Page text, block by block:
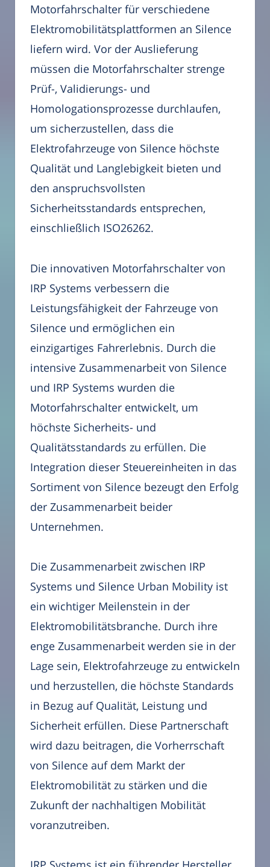
Motorfahrschalter für verschiedene
Elektromobilitätsplattformen an Silence
liefern wird. Vor der Auslieferung
müssen die Motorfahrschalter strenge
Prüf-, Validierungs- und
Homologationsprozesse durchlaufen,
um sicherzustellen, dass die
Elektrofahrzeuge von Silence höchste
Qualität und Langlebigkeit bieten und
den anspruchsvollsten
Sicherheitsstandards entsprechen,
einschließlich ISO26262.
Die innovativen Motorfahrschalter von
IRP Systems verbessern die
Leistungsfähigkeit der Fahrzeuge von
Silence und ermöglichen ein
einzigartiges Fahrerlebnis. Durch die
intensive Zusammenarbeit von Silence
und IRP Systems wurden die
Motorfahrschalter entwickelt, um
höchste Sicherheits- und
Qualitätsstandards zu erfüllen. Die
Integration dieser Steuereinheiten in das
Sortiment von Silence bezeugt den Erfolg
der Zusammenarbeit beider
Unternehmen.
Die Zusammenarbeit zwischen IRP
Systems und Silence Urban Mobility ist
ein wichtiger Meilenstein in der
Elektromobilitätsbranche. Durch ihre
enge Zusammenarbeit werden sie in der
Lage sein, Elektrofahrzeuge zu entwickeln
und herzustellen, die höchste Standards
in Bezug auf Qualität, Leistung und
Sicherheit erfüllen. Diese Partnerschaft
wird dazu beitragen, die Vorherrschaft
von Silence auf dem Markt der
Elektromobilität zu stärken und die
Zukunft der nachhaltigen Mobilität
voranzutreiben.